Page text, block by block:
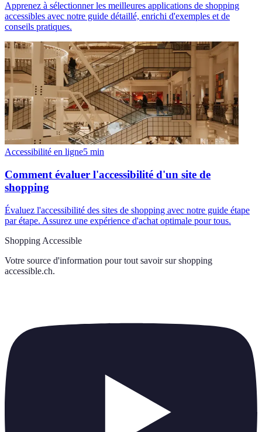
Apprenez à sélectionner les meilleures applications de shopping
accessibles avec notre guide détaillé, enrichi d'exemples et de
conseils pratiques.
Accessibilité en ligne5 min
Comment évaluer l'accessibilité d'un site de
shopping
Évaluez l'accessibilité des sites de shopping avec notre guide étape
par étape. Assurez une expérience d'achat optimale pour tous.
Shopping Accessible
Votre source d'information pour tout savoir sur shopping
accessible.ch.